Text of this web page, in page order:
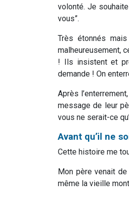
volonté. Je
vous”.
Très étonnés
malheureusement,
! Ils insistent et
demande ! On
Après
message de leur
vous ne serait-ce
Avant qu’il ne
Cette histoire me
Mon père venait de
même la vieille